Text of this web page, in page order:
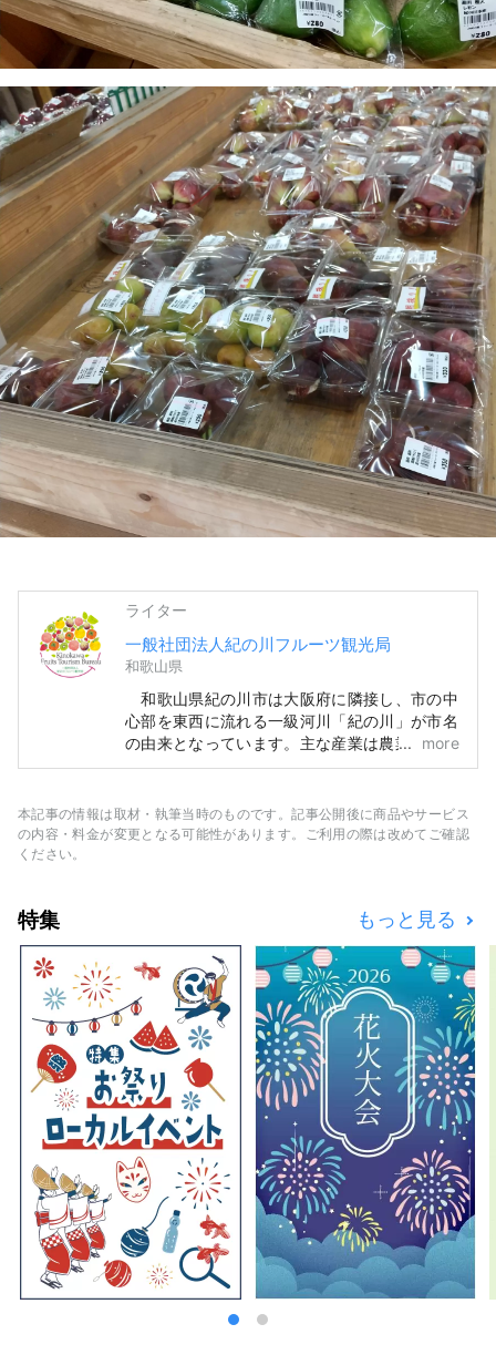
ライター
一般社団法人紀の川フルーツ観光局
和歌山県
和歌山県紀の川市は大阪府に隣接し、市の中
心部を東西に流れる一級河川「紀の川」が市名
の由来となっています。主な産業は農業で、と
りわけフルーツは苺・桃・いちじく・柿・キウ
一級品ブランド「あら川の桃」とその桃畑「ひ
と目十万本 桃源郷」や、中身が黒くて甘い
貴志駅など、観光にも恵まれています。 紀
の川フルーツ観光局はフルーツ特産品を販売し
ている他、フルーツ収穫体験などの観光旅行商
品も取り扱っております。お気軽にお問合せ下
さい。
more
本記事の情報は取材・執筆当時のものです。記事公開後に商品やサービス
の内容・料金が変更となる可能性があります。ご利用の際は改めてご確認
ください。
特集 もっと見る